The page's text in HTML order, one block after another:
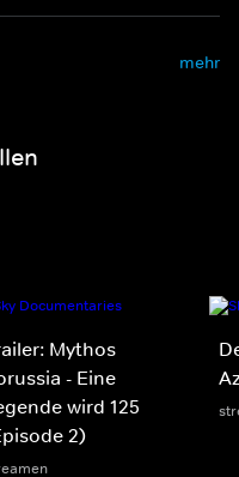
mehr
Mythos
- Eine
wird 125
2)